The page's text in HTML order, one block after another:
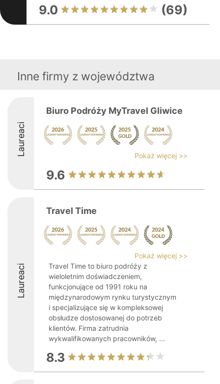
9.0 (69)
Inne firmy z województwa
Laureaci
Biuro Podróży MyTravel Gliwice
Pokaż więcej >>
9.6
Laureaci
Travel Time
Pokaż więcej >>
Travel Time to biuro podróży z
wieloletnim doświadczeniem,
funkcjonujące od 1991 roku na
międzynarodowym rynku turystycznym
i specjalizujące się w kompleksowej
obsłudze dostosowanej do potrzeb
klientów. Firma zatrudnia
wykwalifikowanych pracowników, ...
8.3